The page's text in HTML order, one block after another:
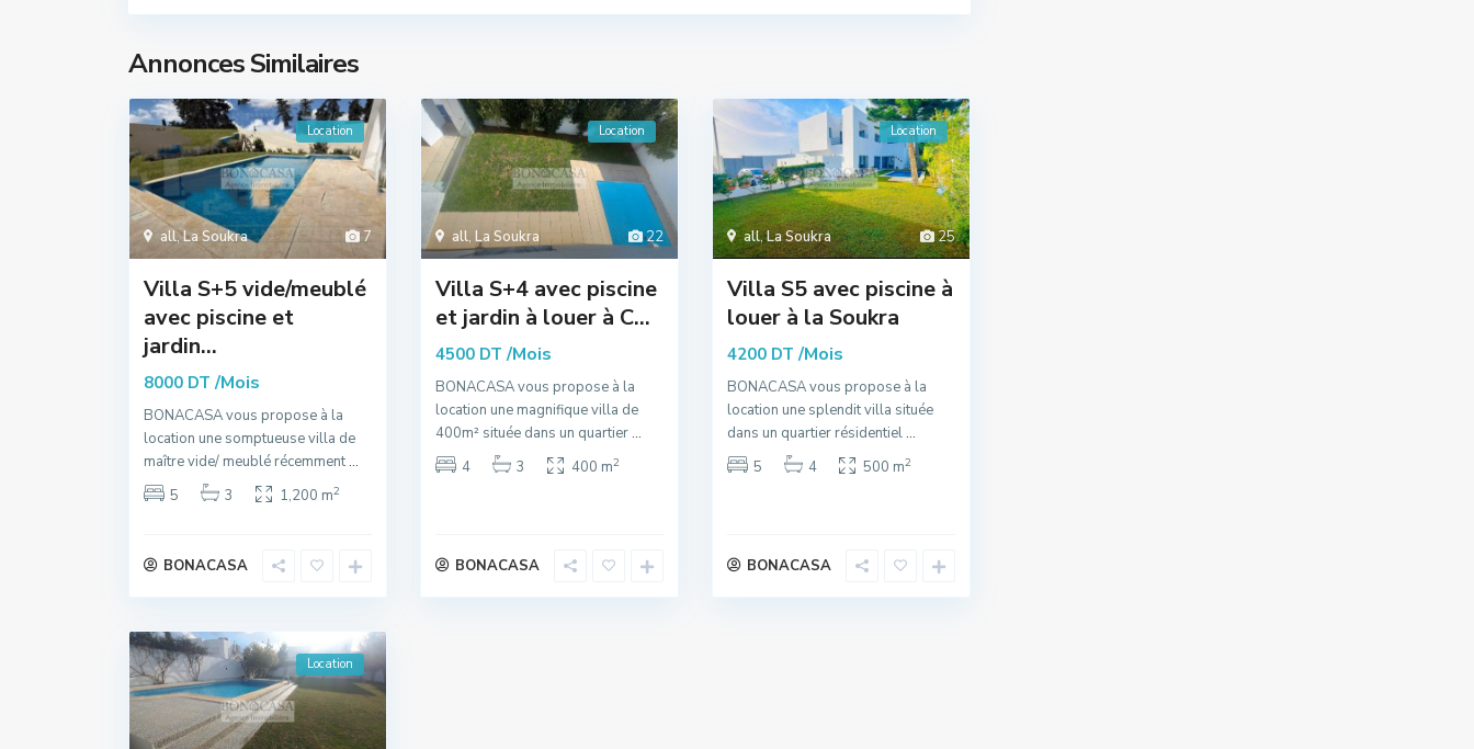
Annonces Similaires
7
all,La Soukra
Location
Villa S+5 vide/meublé
avec piscine et
jardin...
8000 DT/Mois
BONACASA vous propose à la
location une somptueuse villa de
maître vide/ meublé récemment...
5
3 1,200 m2
BONACASA
22
all, La Soukra
Location
Villa S+4 avec piscine
et jardin à louer à C...
4500 DT/Mois
BONACASA vous propose à la
location une magnifique villa de
400m² située dans un quartier...
4
3 400 m2
BONACASA
25
all,La Soukra
Location
Villa S5 avec piscine à
louer à la Soukra
4200 DT/Mois
BONACASA vous propose à la
location une splendit villa située
dans un quartier résidentiel...
5
4 500 m2
BONACASA
Location